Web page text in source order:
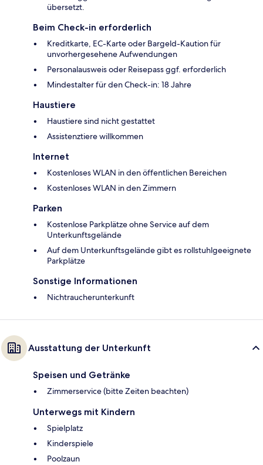
übersetzt.
Beim Check-in erforderlich
Kreditkarte, EC-Karte oder Bargeld-Kaution für
unvorhergesehene Aufwendungen
Personalausweis oder Reisepass ggf. erforderlich
Mindestalter für den Check-in: 18 Jahre
Haustiere
Haustiere sind nicht gestattet
Assistenztiere willkommen
Internet
Kostenloses WLAN in den öffentlichen Bereichen
Kostenloses WLAN in den Zimmern
Parken
Kostenlose Parkplätze ohne Service auf dem
Unterkunftsgelände
Auf dem Unterkunftsgelände gibt es rollstuhlgeeignete
Parkplätze
Sonstige Informationen
Nichtraucherunterkunft
Ausstattung der Unterkunft
Speisen und Getränke
Zimmerservice (bitte Zeiten beachten)
Unterwegs mit Kindern
Spielplatz
Kinderspiele
Poolzaun